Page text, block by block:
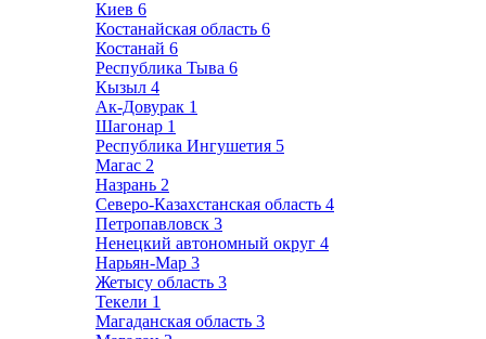
Киев 6
Костанайская область 6
Костанай 6
Республика Тыва 6
Кызыл 4
Ак-Довурак 1
Шагонар 1
Республика Ингушетия 5
Магас 2
Назрань 2
Северо-Казахстанская область 4
Петропавловск 3
Ненецкий автономный округ 4
Нарьян-Мар 3
Жетысу область 3
Текели 1
Магаданская область 3